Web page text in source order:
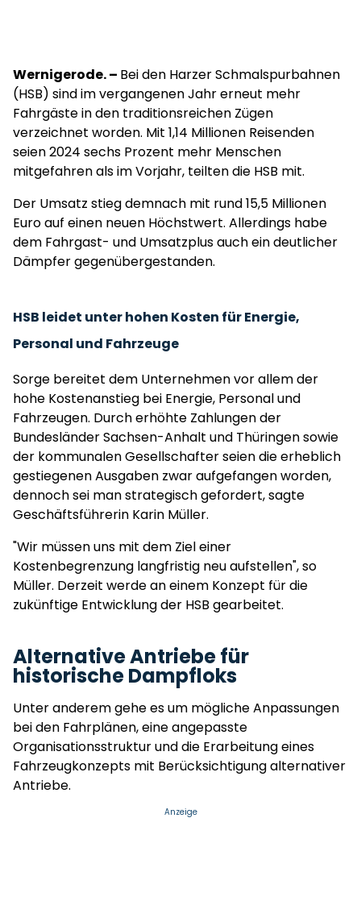
Wernigerode. – Bei den Harzer Schmalspurbahnen
(HSB) sind im vergangenen Jahr erneut mehr
Fahrgäste in den traditionsreichen Zügen
verzeichnet worden. Mit 1,14 Millionen Reisenden
seien 2024 sechs Prozent mehr Menschen
mitgefahren als im Vorjahr, teilten die HSB mit.
Der Umsatz stieg demnach mit rund 15,5 Millionen
Euro auf einen neuen Höchstwert. Allerdings habe
dem Fahrgast- und Umsatzplus auch ein deutlicher
Dämpfer gegenübergestanden.
HSB leidet unter hohen Kosten für Energie,
Personal und Fahrzeuge
Sorge bereitet dem Unternehmen vor allem der
hohe Kostenanstieg bei Energie, Personal und
Fahrzeugen. Durch erhöhte Zahlungen der
Bundesländer Sachsen-Anhalt und Thüringen sowie
der kommunalen Gesellschafter seien die erheblich
gestiegenen Ausgaben zwar aufgefangen worden,
dennoch sei man strategisch gefordert, sagte
Geschäftsführerin Karin Müller.
"Wir müssen uns mit dem Ziel einer
Kostenbegrenzung langfristig neu aufstellen", so
Müller. Derzeit werde an einem Konzept für die
zukünftige Entwicklung der HSB gearbeitet.
Alternative Antriebe für
historische Dampfloks
Unter anderem gehe es um mögliche Anpassungen
bei den Fahrplänen, eine angepasste
Organisationsstruktur und die Erarbeitung eines
Fahrzeugkonzepts mit Berücksichtigung alternativer
Antriebe.
Anzeige